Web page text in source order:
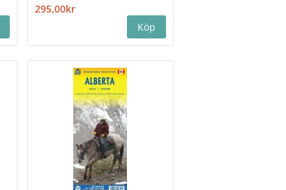
295,00kr